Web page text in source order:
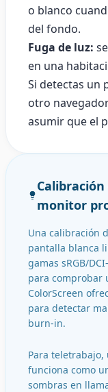
o blanco
del fondo.
Fuga de luz:
en una
Si detectas un
otro
asumir que el
monitor
Una calibración
pantalla blanca
gamas sRGB/
para comprobar
ColorScreen
para detectar
burn-in.
Para
funciona como
sombras en